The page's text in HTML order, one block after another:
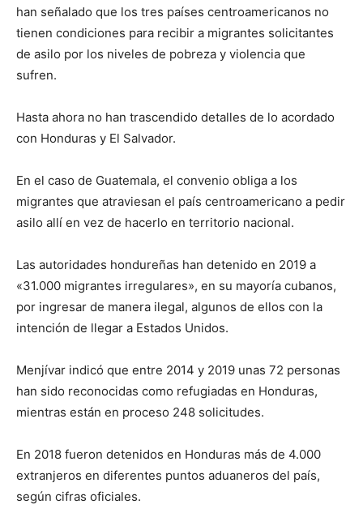
han señalado que los tres países centroamericanos no
tienen condiciones para recibir a migrantes solicitantes
de asilo por los niveles de pobreza y violencia que
sufren.
Hasta ahora no han trascendido detalles de lo acordado
con Honduras y El Salvador.
En el caso de Guatemala, el convenio obliga a los
migrantes que atraviesan el país centroamericano a pedir
asilo allí en vez de hacerlo en territorio nacional.
Las autoridades hondureñas han detenido en 2019 a
«31.000 migrantes irregulares», en su mayoría cubanos,
por ingresar de manera ilegal, algunos de ellos con la
intención de llegar a Estados Unidos.
Menjívar indicó que entre 2014 y 2019 unas 72 personas
han sido reconocidas como refugiadas en Honduras,
mientras están en proceso 248 solicitudes.
En 2018 fueron detenidos en Honduras más de 4.000
extranjeros en diferentes puntos aduaneros del país,
según cifras oficiales.